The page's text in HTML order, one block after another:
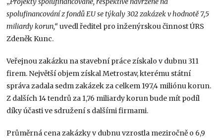
spolufinancování z fondů EU se týkaly 302 zakázek v hodnotě 7,5
miliardy korun,“uvedl ředitel pro inženýrskou činnost ÚRS
Zdeněk Kunc.
Veřejnou zakázku na stavební práce získalo v dubnu 311
firem. Největší objem získal Metrostav, kterému státní
správa zadala sedm zakázek za celkem 197,4 miliónu korun.
Z dalších 14 tendrů za 1,76 miliardy korun bude mít podíl
díky účasti ve sdružení s dalšími firmami.
Průměrná cena zakázky v dubnu vzrostla meziročně o 6,9